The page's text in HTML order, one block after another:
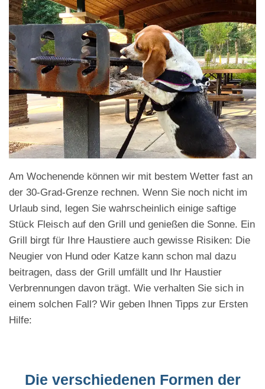
Am Wochenende können wir mit bestem Wetter fast an
der 30-Grad-Grenze rechnen. Wenn Sie noch nicht im
Urlaub sind, legen Sie wahrscheinlich einige saftige
Stück Fleisch auf den Grill und genießen die Sonne. Ein
Grill birgt für Ihre Haustiere auch gewisse Risiken: Die
Neugier von Hund oder Katze kann schon mal dazu
beitragen, dass der Grill umfällt und Ihr Haustier
Verbrennungen davon trägt. Wie verhalten Sie sich in
einem solchen Fall? Wir geben Ihnen Tipps zur Ersten
Hilfe:
Die verschiedenen Formen der